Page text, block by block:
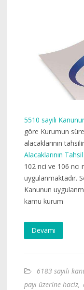
5510 sayılı
göre Kurumun
alacaklarının
Alacaklarının
102 nci ve 106
uygulanmaktadır.
Kanunun
kamu kurum
Devamı
6183 sayılı
payı üzerine haciz,